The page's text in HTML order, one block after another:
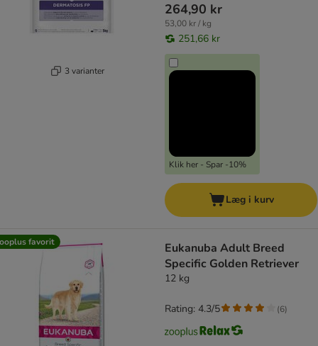
3 varianter
264,90 kr
53,00 kr / kg
251,66 kr
Klik her - Spar -10%
Læg i kurv
favorit
Eukanuba Adult Breed
Specific Golden Retriever
12 kg
Rating: 4.3/5 (6)